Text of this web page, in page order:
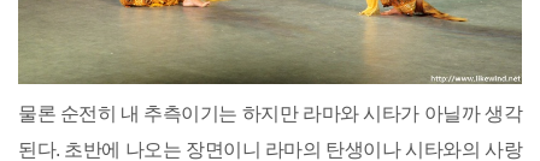
물론 순전히 내 추측이기는 하지만 라마와 시타가 아닐까 생각
된다. 초반에 나오는 장면이니 라마의 탄생이나 시타와의 사랑